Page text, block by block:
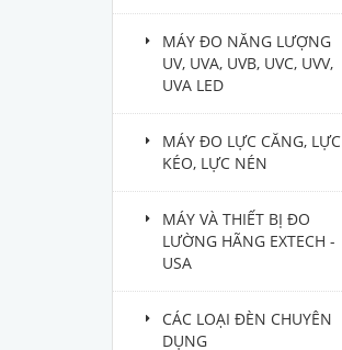
MÁY ĐO NĂNG LƯỢNG
UV, UVA, UVB, UVC, UVV,
UVA LED
MÁY ĐO LỰC CĂNG, LỰC
KÉO, LỰC NÉN
MÁY VÀ THIẾT BỊ ĐO
LƯỜNG HÃNG EXTECH -
USA
CÁC LOẠI ĐÈN CHUYÊN
DỤNG